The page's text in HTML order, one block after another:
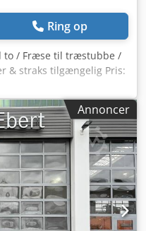
Ring op
to / Fræse til træstubbe /
& straks tilgængelig Pris:
- Fræseskivens
0,90 m - Samlet
Højde: 1,30 m - Vægt: 868
til montering på
og træstammer -
til 50 cm dybde - Til
på forskellige
den bærende maskine -
2 x 5 kileremme -
Annoncer